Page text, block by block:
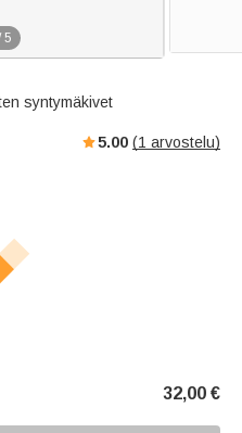
5
syntymäkivet
5.00 (1 arvostelu)
32,00 €